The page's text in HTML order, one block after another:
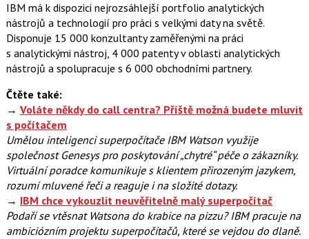
IBM má k dispozici nejrozsáhlejší portfolio analytických
nástrojů a technologií pro práci s velkými daty na světě.
Disponuje 15 000 konzultanty zaměřenými na práci
s analytickými nástroj, 4 000 patenty v oblasti analytických
nástrojů a spolupracuje s 6 000 obchodními partnery.
Čtěte také:
→ Voláte někdy do call centra? Příště možná budete mluvit
s počítačem
Umělou inteligenci superpočítače IBM Watson využije
společnost Genesys pro poskytování „chytré“ péče o zákazníky.
Virtuální poradce komunikuje s klientem přirozeným jazykem,
rozumí mluvené řeči a reaguje i na složité dotazy.
→ IBM chce vykouzlit neuvěřitelně malý superpočítač
Podaří se vtěsnat Watsona do krabice na pizzu? IBM pracuje na
ambiciózním projektu superpočítačů, které se vejdou do dlaně.